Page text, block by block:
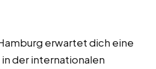
erwartet dich eine
der internationalen